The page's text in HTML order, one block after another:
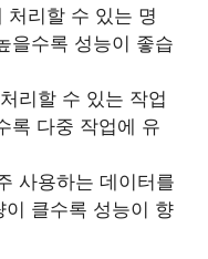
처리할 수 있는 명
을수록 성능이 좋습
리할 수 있는 작업
록 다중 작업에 유
사용하는 데이터를
클수록 성능이 향